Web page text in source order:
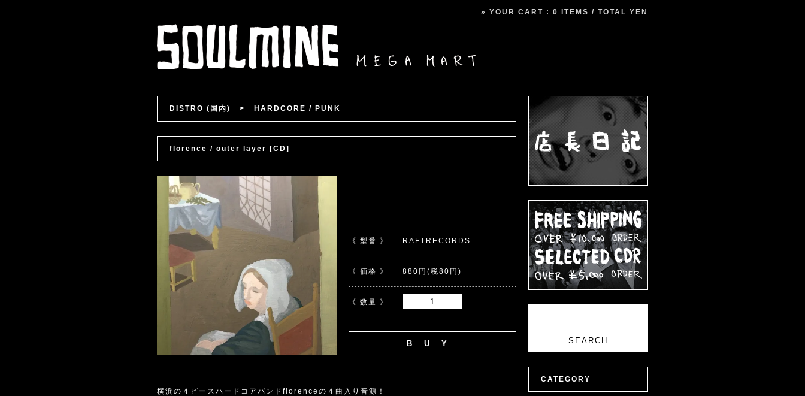
» YOUR CART : 0 ITEMS / TOTAL YEN
DISTRO (国内) > HARDCORE / PUNK
florence / outer layer [CD]
《 型番 》 RAFTRECORDS
《 価格 》 880円(税80円)
《 数量 》
横浜の４ピースハードコアバンドflorenceの４曲入り音源！
CATEGORY